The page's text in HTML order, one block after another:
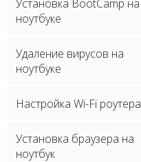
Установка BootCamp на
ноутбуке
Удаление вирусов на
ноутбуке
Настройка Wi-Fi роутера
Установка браузера на
ноутбук